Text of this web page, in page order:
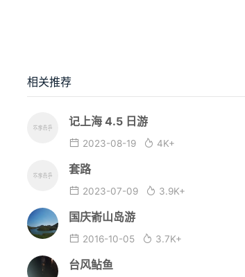
相关推荐
记上海 4.5 日游
2023-08-19 4K+
套路
2023-07-09 3.9K+
国庆嵛山岛游
2016-10-05 3.7K+
台风鲇鱼